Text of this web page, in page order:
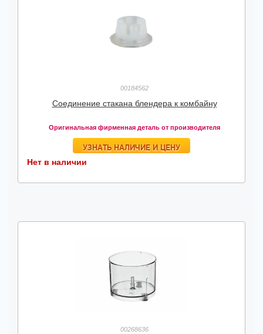
00184562
Соединение стакана блендера к комбайну
Оригинальная фирменная деталь от производителя
УЗНАТЬ НАЛИЧИЕ И ЦЕНУ
Нет в наличии
00268636